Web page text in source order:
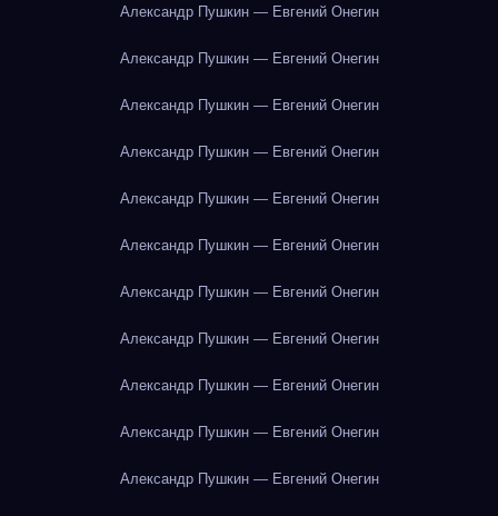
Александр Пушкин — Евгений Онегин
Александр Пушкин — Евгений Онегин
Александр Пушкин — Евгений Онегин
Александр Пушкин — Евгений Онегин
Александр Пушкин — Евгений Онегин
Александр Пушкин — Евгений Онегин
Александр Пушкин — Евгений Онегин
Александр Пушкин — Евгений Онегин
Александр Пушкин — Евгений Онегин
Александр Пушкин — Евгений Онегин
Александр Пушкин — Евгений Онегин